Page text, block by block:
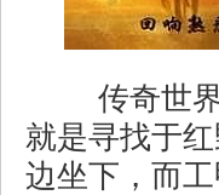
传奇世
就是寻找于
边坐下，而